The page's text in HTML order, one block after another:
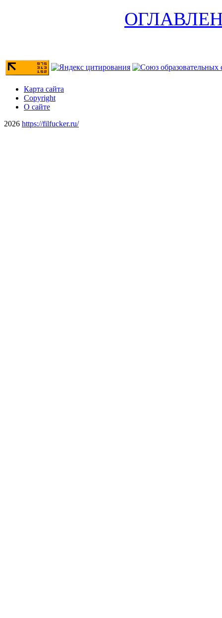
Карта сайта
Copyright
О сайте
2026 https://filfucker.ru/